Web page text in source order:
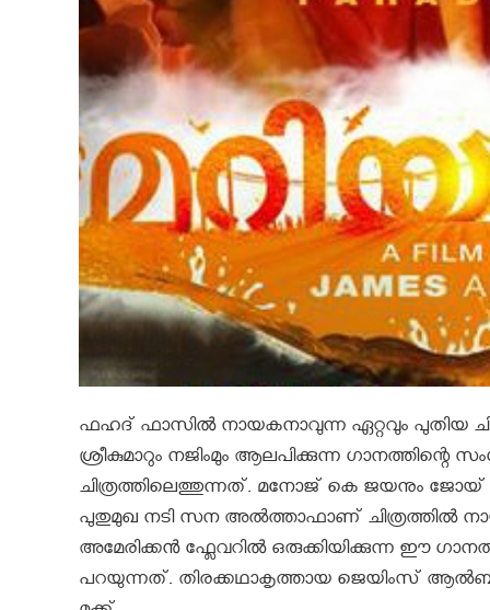
ഫഹദ് ഫാസിൽ നായകനാവുന്ന ഏറ്റവും പുതിയ
ശ്രീകുമാറും നജിംമും ആലപിക്കുന്ന ഗാനത്തിന്റെ
ചിത്രത്തിലെത്തുന്നത്. മനോജ് കെ ജയനും ജോയ്
പുതുമുഖ നടി സന അല്‍ത്താഫാണ് ചിത്രത്തിൽ
അമേരിക്കൻ ഫ്ലേവറിൽ ഒരുക്കിയിക്കുന്ന ഈ
പറയുന്നത്. തിരക്കഥാകൃത്തായ ജെയിംസ്